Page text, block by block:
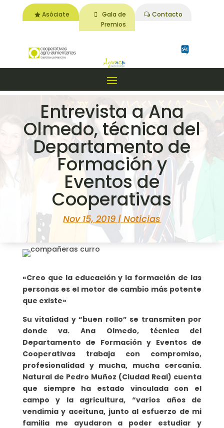
Asóciate
Gala de
Premios
Contacto
Entrevista a Ana
Olmedo, técnica del
Departamento de
Formación y
Eventos de
Cooperativas
Nov 15, 2019 |Noticias
«Creo que la educación y la formación de las
personas es el motor de cambio más potente
que existe»
Su vitalidad y “buen rollo” se transmiten por
donde va. Ana Olmedo, técnica del
Departamento de Formación y Eventos de
Cooperativas trabaja con compromiso,
profesionalidad y mucha, mucha cercanía.
Natural de Pedro Muñoz (Ciudad Real) cuenta
que siempre ha estado vinculada con el
campo y la agricultura, “varios años de
vendimia y aceituna, junto al esfuerzo de mi
familia me ayudaron a poder estudiar y